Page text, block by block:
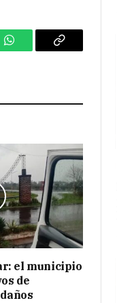
WhatsAppCopy
el municipio
de